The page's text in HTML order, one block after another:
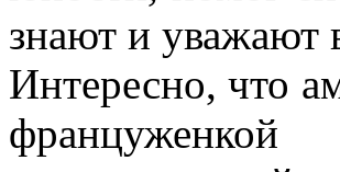
знают и уважают
Интересно, что